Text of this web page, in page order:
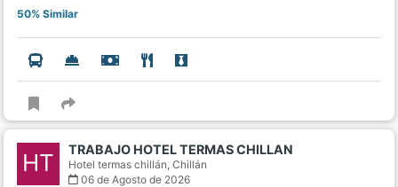
50% Similar
HT TRABAJO HOTEL TERMAS CHILLAN
Hotel termas chillán, Chillán
06 de Agosto de 2026